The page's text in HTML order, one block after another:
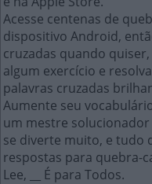
Acesse centenas de
dispositivo Android,
cruzadas quando
algum exercício e
palavras cruzadas
Aumente seu
um mestre
se diverte muito, e tudo
respostas para quebra-
Lee, __ É para Todos.